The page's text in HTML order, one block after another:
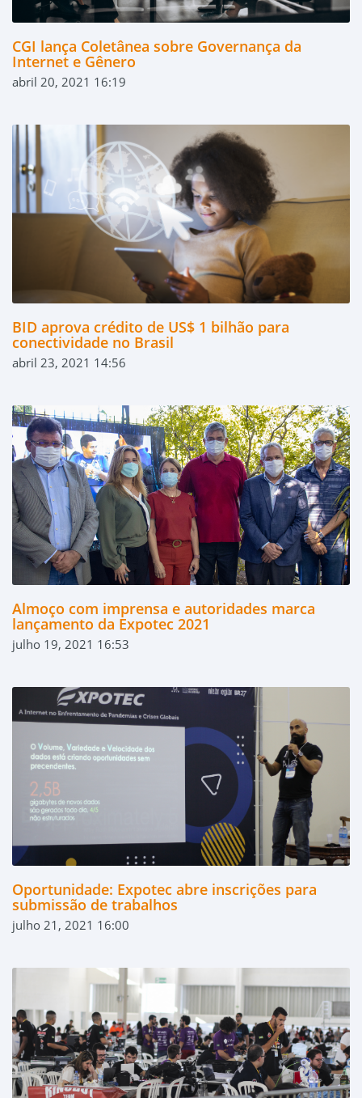
CGI lança Coletânea sobre Governança da
Internet e Gênero
abril 20, 2021 16:19
BID aprova crédito de US$ 1 bilhão para
conectividade no Brasil
abril 23, 2021 14:56
Almoço com imprensa e autoridades marca
lançamento da Expotec 2021
julho 19, 2021 16:53
Oportunidade: Expotec abre inscrições para
submissão de trabalhos
julho 21, 2021 16:00